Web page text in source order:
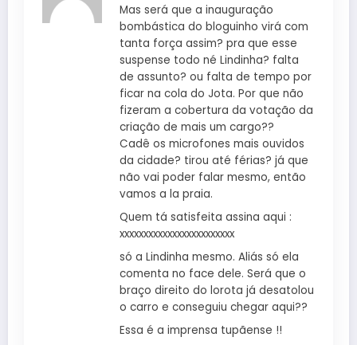
Mas será que a inauguração
bombástica do bloguinho virá com
tanta força assim? pra que esse
suspense todo né Lindinha? falta
de assunto? ou falta de tempo por
ficar na cola do Jota. Por que não
fizeram a cobertura da votação da
criação de mais um cargo??
Cadê os microfones mais ouvidos
da cidade? tirou até férias? já que
não vai poder falar mesmo, então
vamos a la praia.
Quem tá satisfeita assina aqui :
xxxxxxxxxxxxxxxxxxxxxxxx
só a Lindinha mesmo. Aliás só ela
comenta no face dele. Será que o
braço direito do lorota já desatolou
o carro e conseguiu chegar aqui??
Essa é a imprensa tupãense !!